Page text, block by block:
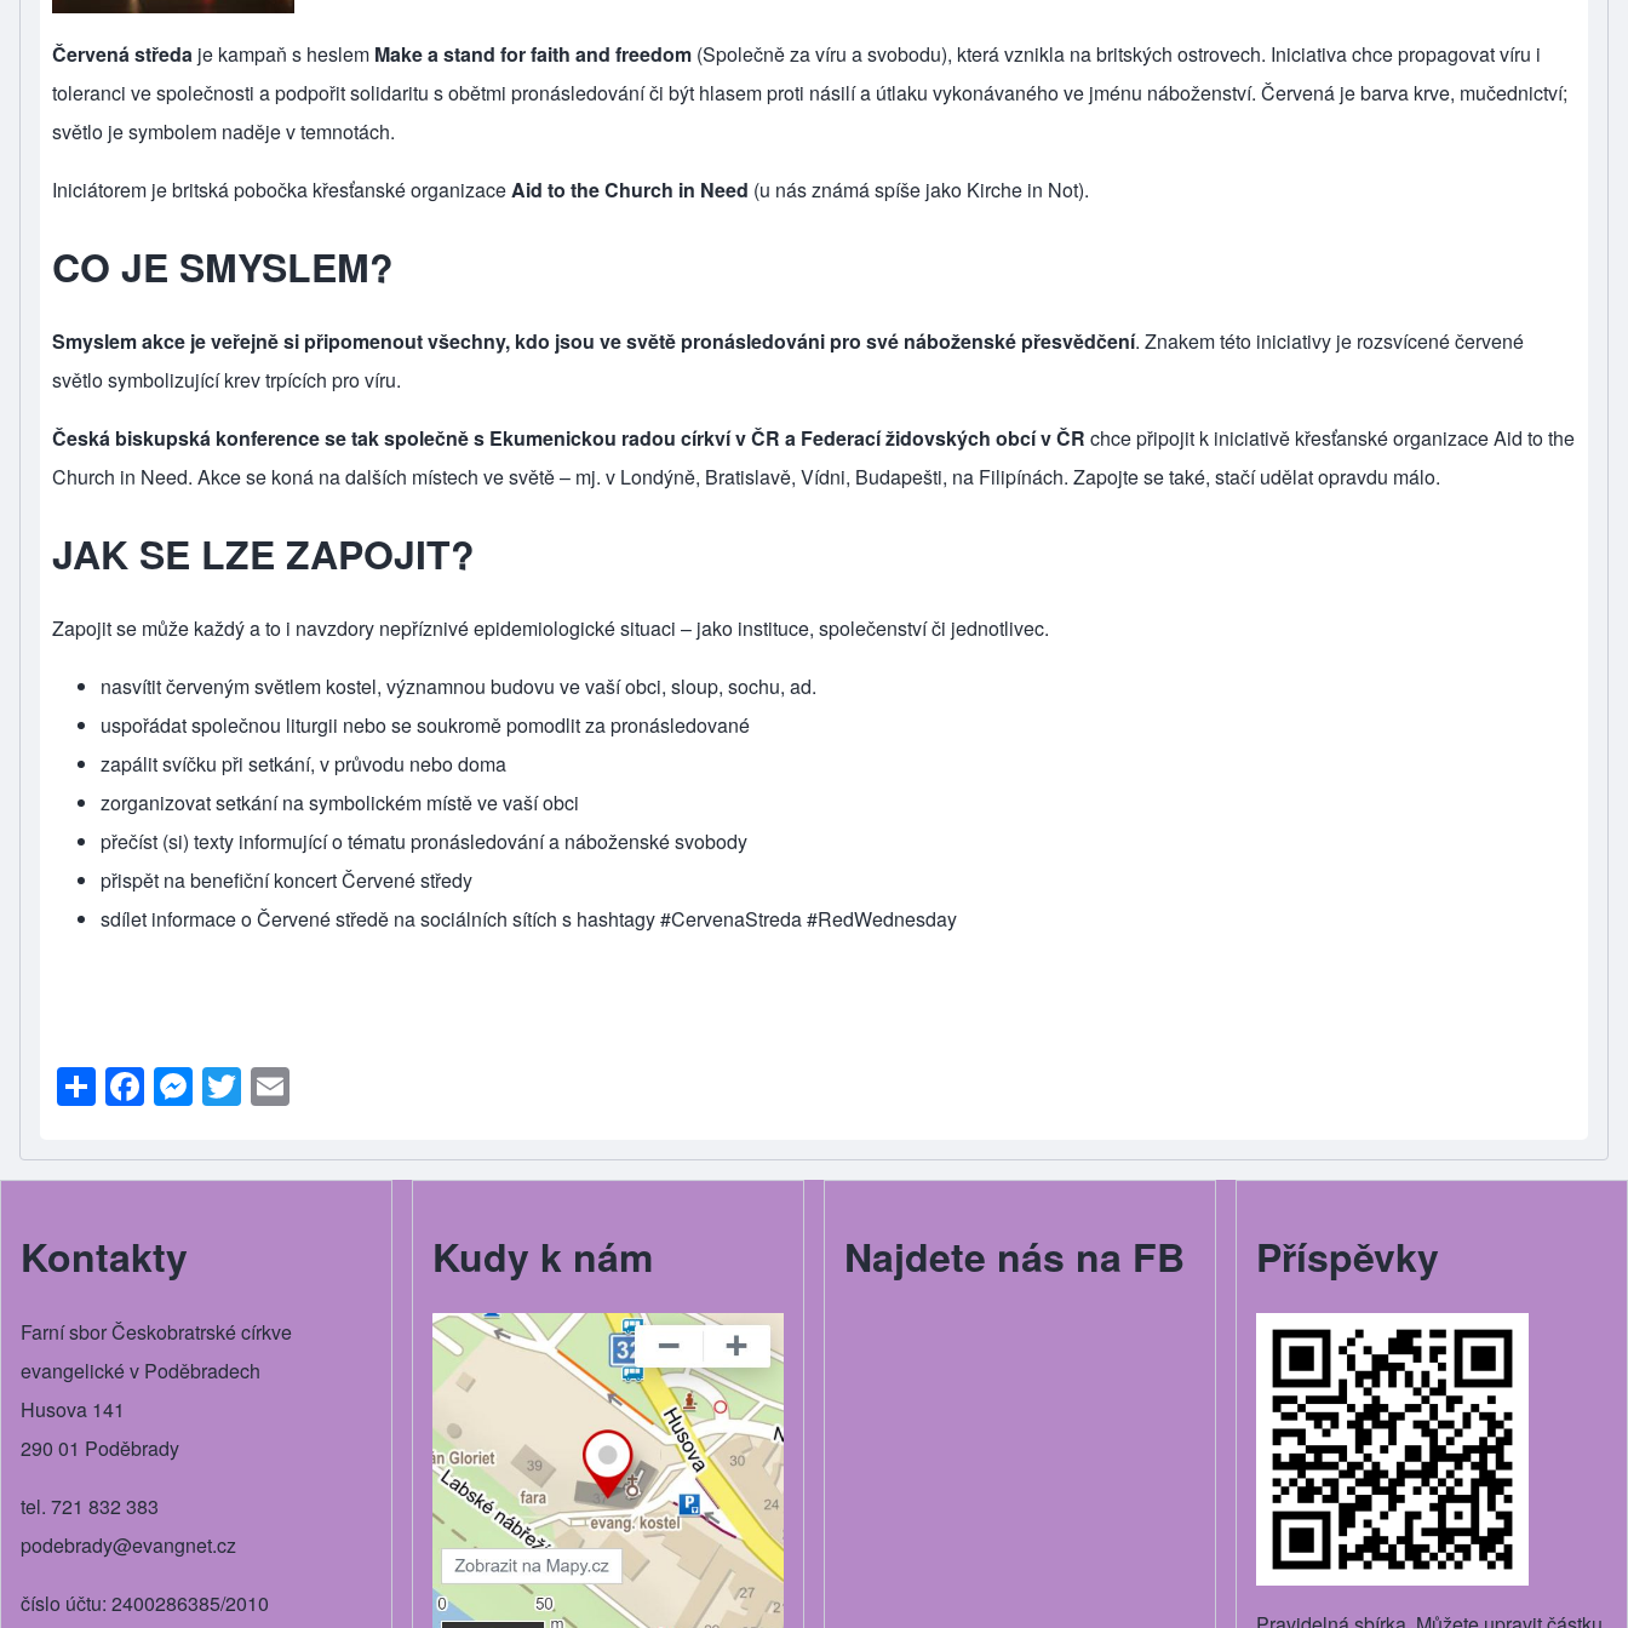
Červená středa je kampaň s heslem Make a stand for faith and freedom (Společně za víru a svobodu), která vznikla na britských ostrovech. Iniciativa chce propagovat víru i
toleranci ve společnosti a podpořit solidaritu s obětmi pronásledování či být hlasem proti násilí a útlaku vykonávaného ve jménu náboženství. Červená je barva krve, mučednictví;
světlo je symbolem naděje v temnotách.
Iniciátorem je britská pobočka křesťanské organizaceAid to the Church in Need (u nás známá spíše jako Kirche in Not).
CO JE SMYSLEM?
Smyslem akce je veřejně si připomenout všechny, kdo jsou ve světě pronásledováni pro své náboženské přesvědčení. Znakem této iniciativy je rozsvícené červené
světlo symbolizující krev trpících pro víru.
Česká biskupská konference se tak společně s Ekumenickou radou církví v ČR a Federací židovských obcí v ČR chce připojit k iniciativě křesťanské organizace Aid to the
Church in Need. Akce se koná na dalších místech ve světě – mj. v Londýně, Bratislavě, Vídni, Budapešti, na Filipínách. Zapojte se také, stačí udělat opravdu málo.
JAK SE LZE ZAPOJIT?
Zapojit se může každý a to i navzdory nepříznivé epidemiologické situaci – jako instituce, společenství či jednotlivec.
nasvítit červeným světlem kostel, významnou budovu ve vaší obci, sloup, sochu, ad.
uspořádat společnou liturgii nebo se soukromě pomodlit za pronásledované
zapálit svíčku při setkání, v průvodu nebo doma
zorganizovat setkání na symbolickém místě ve vaší obci
přečíst (si) texty informující o tématu pronásledování a náboženské svobody
přispět nabenefiční koncertČervené středy
sdílet informace o Červené středě na sociálních sítích s hashtagy #CervenaStreda #RedWednesday
S
h
ar
e
F
a
c
e
b
o
o
k
M
e
ss
e
er
T
wi
tt
er
ail
Kontakty
Farní sbor Českobratrské církve
evangelické v Poděbradech
Husova 141
290 01 Poděbrady
tel. 721 832 383
podebrady@evangnet.cz
číslo účtu: 2400286385/2010
Kudy k nám Najdete nás na FB Příspěvky